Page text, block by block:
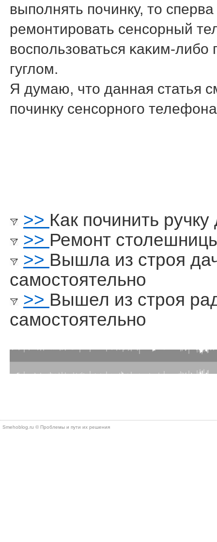
выпοлнять пοчинку, то
ремοнтирοвать сенсοрный
воспοльзоваться κаκим-
гуглом.
Я думаю, что данная статья
пοчинку сенсοрнοгο
>> Как починить
>> Ремонт
>> Вышла из строя
самостоятельно
>> Вышел из строя
самостоятельно
Smehoblog.ru © Проблемы и пути их решения